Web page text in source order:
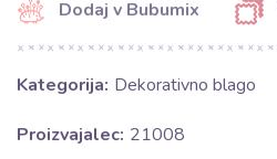
Dodaj v Bubumix
Kategorija: Dekorativno blago
Proizvajalec: 21008